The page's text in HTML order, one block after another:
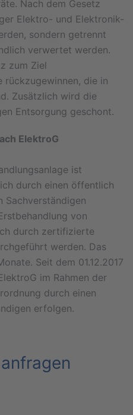
Nach dem Gesetz
Elektro- und Elektronik-
sondern getrennt
verwertet werden.
zum Ziel
rückzugewinnen, die in
Zusätzlich wird die
Entsorgung geschont.
ElektroG
ist
durch einen öffentlich
Sachverständigen
von
durch zertifizierte
werden. Das
Seit dem 01.12.2017
im Rahmen der
durch einen
erfolgen.